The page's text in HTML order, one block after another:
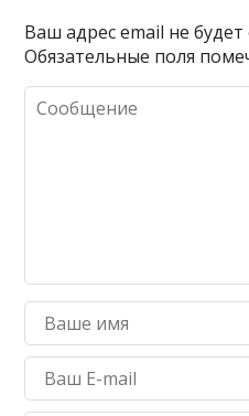
Ваш адрес email не
Обязательные поля